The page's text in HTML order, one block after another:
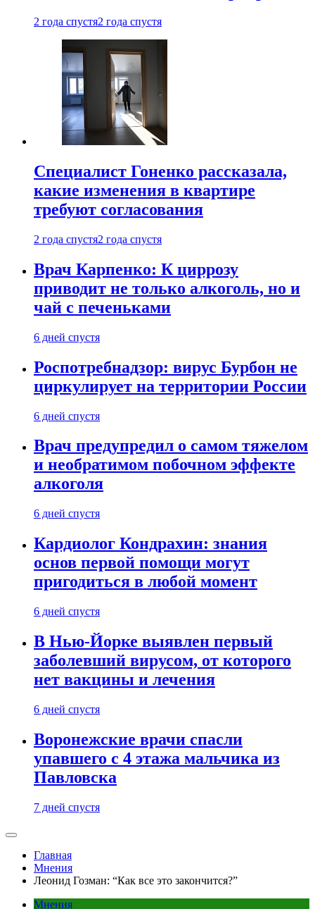
2 года спустя2 года спустя
Специалист Гоненко рассказала,
какие изменения в квартире
требуют согласования
2 года спустя2 года спустя
Врач Карпенко: К циррозу
приводит не только алкоголь, но и
чай с печеньками
6 дней спустя
Роспотребнадзор: вирус Бурбон не
циркулирует на территории России
6 дней спустя
Врач предупредил о самом тяжелом
и необратимом побочном эффекте
алкоголя
6 дней спустя
Кардиолог Кондрахин: знания
основ первой помощи могут
пригодиться в любой момент
6 дней спустя
В Нью-Йорке выявлен первый
заболевший вирусом, от которого
нет вакцины и лечения
6 дней спустя
Воронежские врачи спасли
упавшего с 4 этажа мальчика из
Павловска
7 дней спустя
Главная
Мнения
Леонид Гозман: “Как все это закончится?”
Мнения